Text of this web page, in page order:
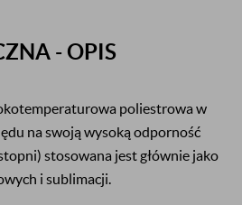
- OPIS
poliestrowa w
na swoją wysoką odporność
stosowana jest głównie jako
i sublimacji.